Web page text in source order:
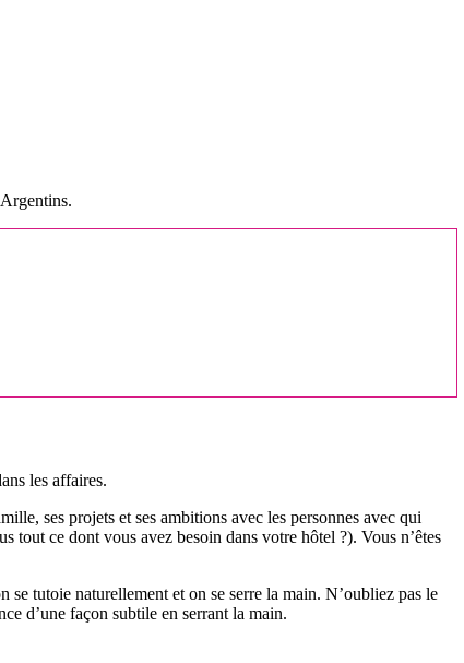
les affaires.
ses projets et ses ambitions avec les personnes avec qui
tout ce dont vous avez besoin dans votre hôtel ?). Vous n’êtes
se tutoie naturellement et on se serre la main. N’oubliez pas le
d’une façon subtile en serrant la main.